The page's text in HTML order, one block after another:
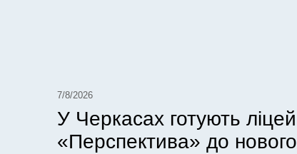
7/8/2026
У Черкасах готують ліцей
«Перспектива» до нового